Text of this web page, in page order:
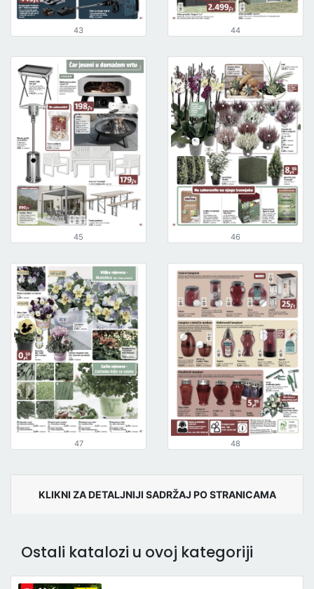
43 44
45 46
47 48
KLIKNI ZA DETALJNIJI SADRŽAJ PO STRANICAMA
Ostali katalozi u ovoj kategoriji